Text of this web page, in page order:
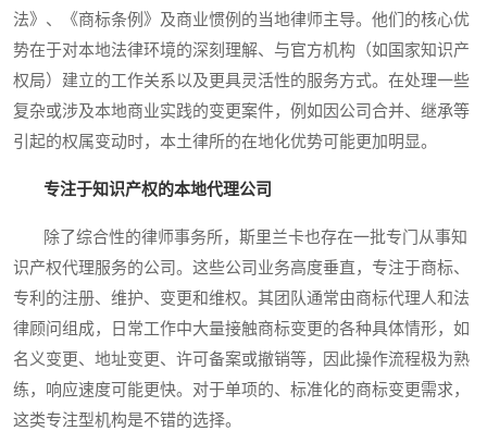
法》、《商标条例》及商业惯例的当地律师主导。他们的核心优
势在于对本地法律环境的深刻理解、与官方机构（如国家知识产
权局）建立的工作关系以及更具灵活性的服务方式。在处理一些
复杂或涉及本地商业实践的变更案件，例如因公司合并、继承等
引起的权属变动时，本土律所的在地化优势可能更加明显。
专注于知识产权的本地代理公司
除了综合性的律师事务所，斯里兰卡也存在一批专门从事知
识产权代理服务的公司。这些公司业务高度垂直，专注于商标、
专利的注册、维护、变更和维权。其团队通常由商标代理人和法
律顾问组成，日常工作中大量接触商标变更的各种具体情形，如
名义变更、地址变更、许可备案或撤销等，因此操作流程极为熟
练，响应速度可能更快。对于单项的、标准化的商标变更需求，
这类专注型机构是不错的选择。